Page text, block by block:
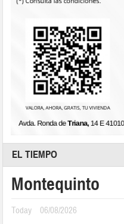
EL TIEMPO
Montequinto
Today 06/08/2026